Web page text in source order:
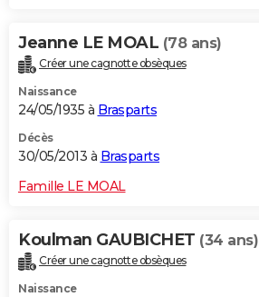
Jeanne LE MOAL (78 ans)
Créer une cagnotte obsèques
Naissance
24/05/1935 à Brasparts
Décès
30/05/2013 à Brasparts
Famille LE MOAL
Koulman GAUBICHET (34 ans)
Créer une cagnotte obsèques
Naissance